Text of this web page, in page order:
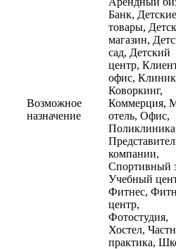
Возможное
назначение
Банк, Детские
товары,
магазин,
сад, Детский
центр,
офис,
Коворкинг,
Коммерция,
отель, Офис,
компании,
Спортивный
Учебный
Фитнес,
центр,
Фотостудия,
Хостел,
практика,